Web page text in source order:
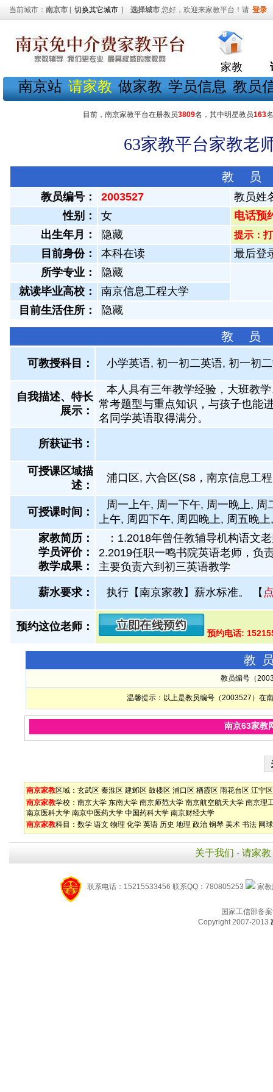
当前城市： 南京市 [ 切换其它城市 ] 选择城市 您好，欢迎来家教平台！请 登录
家教
南京站 请家教 做家教 学员信息 教员
目前，南京家教平台在册教员3809名，其中明星教员163
63家教平台家教老
教 员
教员编号： 2003527
教员姓
性别：
女
电话预
出生年月：
隐藏 提示：
目前身份： 本科在读
最后登
所学专业：
隐藏
就读毕业高校：
南京信息工程大学
目前生活住所：
隐藏
教 员
可教授科目： 小学英语, 初一初二英语, 初一初
自我描述、特长
展示 ：
本人具有三年教学经验，大班教
常考题型与重点知识，与孩子也能
名同学英语取得满分。
所获证书 ：
可授课区域描
述：
浦口区, 六合区(S8，南京信息工
可授课时间：
周一上午, 周一下午, 周一晚上,
上午, 周四下午, 周四晚上, 周五晚
家教简历：
学员评价：
教学成果：
：1.2018年曾任教辅导机构语文
2.2019任职一鸣书院英语老师，负
主要负责六到初三英语教学
薪水要求： 执行【南京家教】薪水标准。 【
预约这位老师：
预约电话:
教
教员编号（
温馨提示：以上是教员编号（2003527）在
南京63家教
南京家教区域： 玄武区 秦淮区 建邺区 鼓楼区 浦口区 栖霞区 雨花台区 江宁区
南京家教学校： 南京大学 东南大学 南京师范大学 南京航空航天大学 南京理
南京医科大学 南京中医药大学 中国药科大学 南京财经大学
南京家教科目： 数学 语文 物理 化学 英语 历史 地理 政治 钢琴 美术 书法 网球
关于我们 - 请家教
联系电话：15215533456 联系QQ：780805253 家
国家工信部备
Copyright 2007-2013